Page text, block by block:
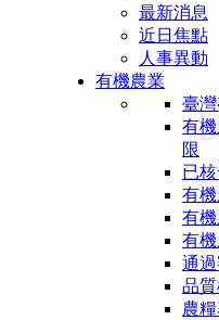
最新消息
近日焦點
人事異動
有機農業
臺
有
限
已
有
有
有
通
品
農